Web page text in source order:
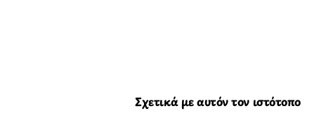
Σχετικά με αυτόν τον ιστότοπο